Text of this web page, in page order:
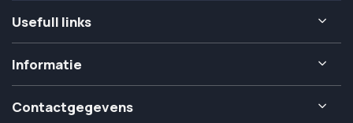
Usefull links
Informatie
Contactgegevens